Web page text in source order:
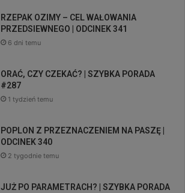
RZEPAK OZIMY – CEL WAŁOWANIA
PRZEDSIEWNEGO | ODCINEK 341
6 dni temu
ORAĆ, CZY CZEKAĆ? | SZYBKA PORADA
#287
1 tydzień temu
POPLON Z PRZEZNACZENIEM NA PASZĘ |
ODCINEK 340
2 tygodnie temu
JUŻ PO PARAMETRACH? | SZYBKA PORADA